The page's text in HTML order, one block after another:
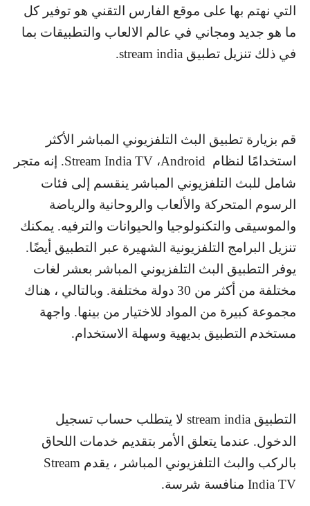
التي نهتم بها على موقع الفارس التقني هو توفير كل
ما هو جديد ومجاني في عالم الالعاب والتطبيقات بما
في ذلك تنزيل تطبيق stream india
.
قم بزيارة تطبيق البث التلفزيوني المباشر الأكثر
استخدامًا لنظام Android، Stream India TV. إنه متجر
شامل للبث التلفزيوني المباشر ينقسم إلى فئات
الرسوم المتحركة والألعاب والروحانية والرياضة
والموسيقى والتكنولوجيا والحيوانات والترفيه. يمكنك
تنزيل البرامج التلفزيونية الشهيرة عبر التطبيق أيضًا.
يوفر التطبيق البث التلفزيوني المباشر بعشر لغات
مختلفة من أكثر من 30 دولة مختلفة. وبالتالي ، هناك
مجموعة كبيرة من المواد للاختيار من بينها. واجهة
مستخدم التطبيق بديهية وسهلة الاستخدام.
التطبيق stream india لا يتطلب حساب تسجيل
الدخول. عندما يتعلق الأمر بتقديم خدمات اللحاق
بالركب والبث التلفزيوني المباشر ، يقدم Stream
India TV منافسة شرسة.